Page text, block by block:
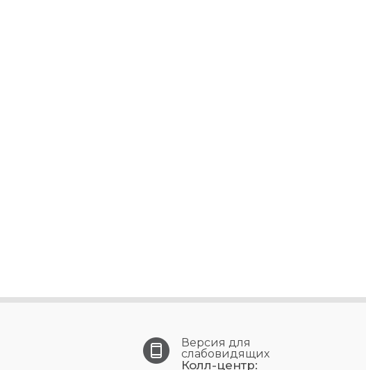
Версия для
слабовидящих
Колл-центр: